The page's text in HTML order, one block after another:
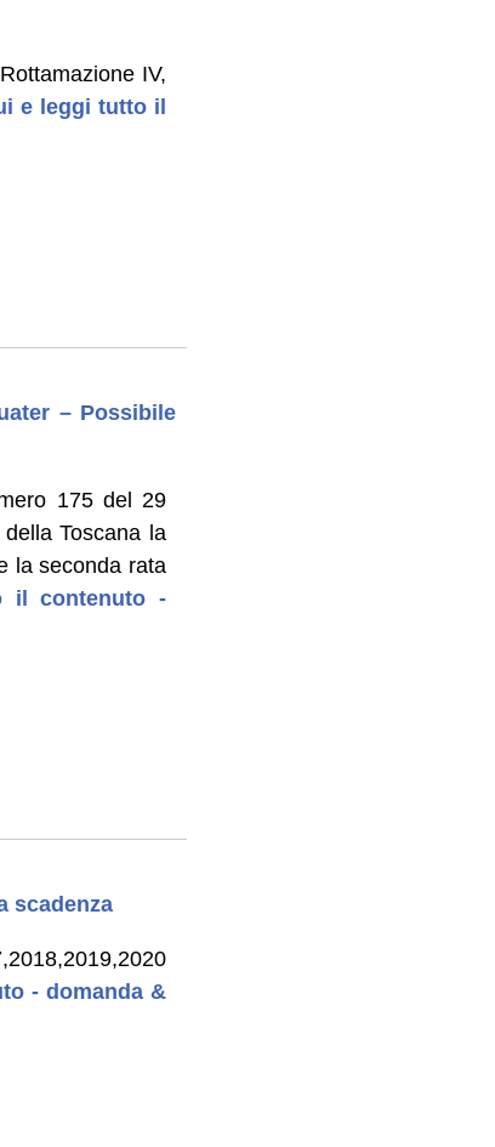
IV,
e leggi tutto il
– Possibile
175 del 29
Toscana la
la seconda rata
il contenuto -
scadenza
- domanda &